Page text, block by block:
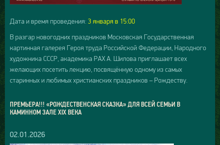
Дата и время проведения: 3 января в 15:00
В разгар новогодних праздников Московская Государственная
картинная галерея Героя труда Российской Федерации, Народного
художника СССР, академика РАХ А. Шилова приглашает всех
желающих посетить лекцию, посвящённую одному из самых
старинных и любимых христианских праздников – Рождеству.
ПРЕМЬЕРА!!! «РОЖДЕСТВЕНСКАЯ СКАЗКА» ДЛЯ ВСЕЙ СЕМЬИ В
КАМИННОМ ЗАЛЕ XIX ВЕКА
02.01.2026